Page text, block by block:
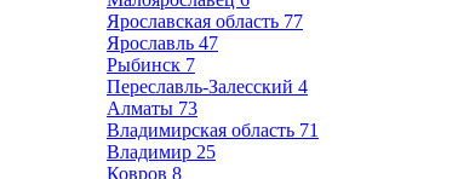
Ярославская область 77
Ярославль 47
Рыбинск 7
Переславль-Залесский 4
Алматы 73
Владимирская область 71
Владимир 25
Ковров 8